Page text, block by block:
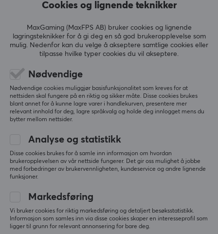
Jere
Guest
Til denne prisen får man ikke en så god kontroller
programvaren kan du tilpasse alt fra bindings til
dødsområder og oppdateringsfrekvenser.
Vis originalen
1 like
Anders T
Veldig bra
Veldig god kontroll
Bruker til Xbox og PC
Cookies og lignende teknikker
MaxGaming (MaxFPS AB) bruker cookies og lignende
lagringsteknikker for å gi deg en så god brukeropplevelse som
mulig. Nedenfor kan du velge å akseptere samtlige cookies eller
tilpasse hvilke typer cookies du vil akseptere.
Nødvendige
Nødvendige cookies muliggjør basisfunksjonalitet som kreves for at
nettsiden skal fungere på en riktig og sikker måte. Disse cookies brukes
blant annet for å kunne lagre varer i handlekurven, presentere mer
relevant innhold for deg, lagre språkvalg og holde deg innlogget mens du
bytter mellom nettsider.
Analyse og statistikk
Disse cookies brukes for å samle inn informasjon om hvordan
brukeropplevelsen av vår nettside fungerer. Det gir oss mulighet å jobbe
med forbedringer av brukervennligheten, kundeservice og andre lignende
funksjoner.
Markedsføring
Vi bruker cookies for riktig markedsføring og detaljert besøksstatistikk.
Informasjon som samles inn via disse cookies skaper en interesseprofil som
ligger til grunn for relevant annonsering for bare deg.